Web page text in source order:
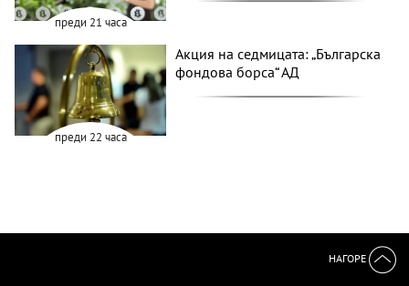
преди 21 часа
преди 22 часа
Акция на седмицата: „Българска
фондова борса“ АД
НАГОРЕ